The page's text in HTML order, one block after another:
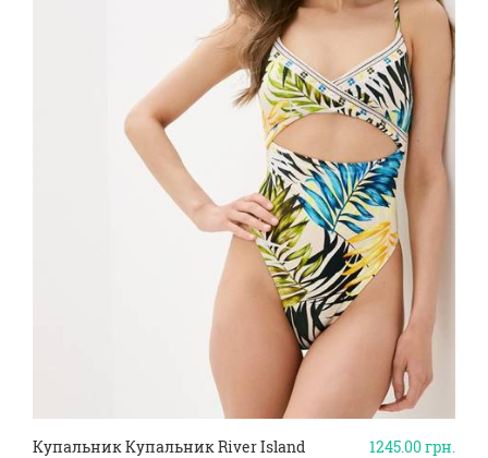
1245.00грн.
Купальник Купальник River Island